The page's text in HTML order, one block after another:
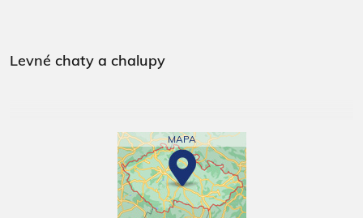
Levné chaty a chalupy
MAPA